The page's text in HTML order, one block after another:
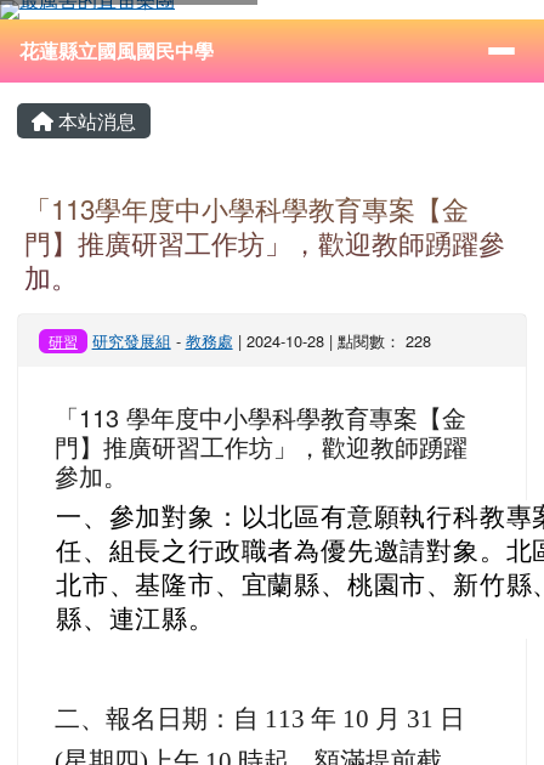
跳至主內容區
花蓮縣立國風國民中學
⏸
導覽列
花蓮縣立國風國民中學
主內容區域
本站消息
「113學年度中小學科學教育專案【金
門】推廣研習工作坊」，歡迎教師踴躍參
加。
研習 研究發展組 - 教務處 | 2024-10-28 | 點閱數： 228
「113 學年度中小學科學教育專案【金
門】推廣研習工作坊」，歡迎教師踴躍
參加。
一、參加對象：以北區有意願執行科教
任、組長之行政職者為優先邀請對象。
北市、基隆市、宜蘭縣、桃園市、新竹
縣、連江縣。
二、報名日期：自 113 年 10 月 31 日
頁尾區域